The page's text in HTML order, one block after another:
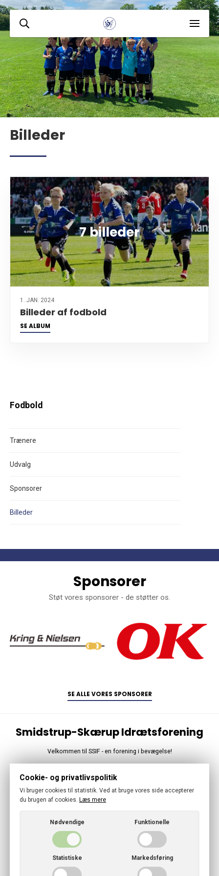
Billeder
7 billeder
1. JAN. 2024
Billeder af fodbold
SE ALBUM
Fodbold
Trænere
Udvalg
Sponsorer
Billeder
Sponsorer
Støt vores sponsorer - de støtter os.
SE ALLE VORES SPONSORER
Smidstrup-Skærup Idrætsforening
Velkommen til SSIF - en forening i bevægelse!
Følg os
© 2026 · Smidstrup-Skærup Idrætsforening
Cookies- og privatlivspolitik
Cookie- og privatlivspolitik
Vi bruger cookies til statistik. Ved at bruge vores side accepterer
du brugen af cookies. Læs mere
Nødvendige Funktionelle
Statistiske Markedsføring